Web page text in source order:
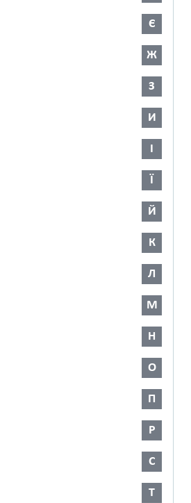
Є
Ж
З
И
І
Ї
Й
К
Л
М
Н
О
П
Р
С
Т